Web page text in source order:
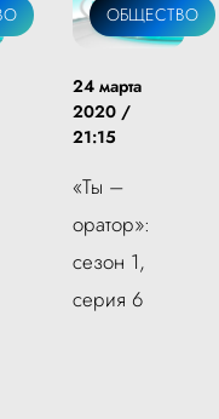
ОБЩЕСТВО
24 марта
2020 /
21:15
«Ты –
оратор»:
сезон 1,
серия 6